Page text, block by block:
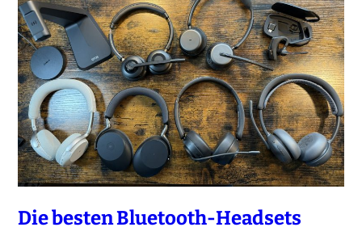
Die besten Bluetooth-Headsets